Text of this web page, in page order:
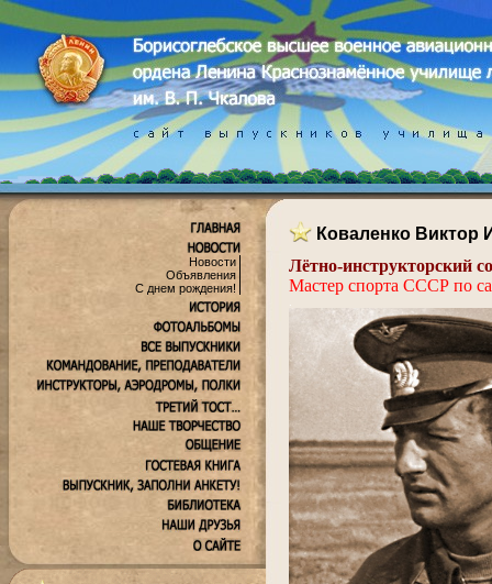
Новости
Объявления
С днем рождения!
Коваленко Виктор
Лётно-инструкторский
Мастер спорта СССР по